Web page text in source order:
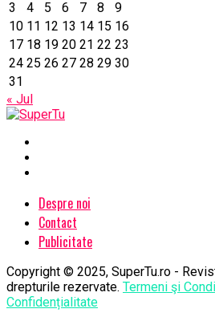
3
4 5 6 7 8
9
10 11 12 13 14 15 16
17 18 19 20 21 22 23
24 25 26 27 28 29 30
31
« Jul
Despre noi
Contact
Publicitate
Copyright © 2025, SuperTu.ro -
drepturile rezervate. Termeni şi
Confidențialitate